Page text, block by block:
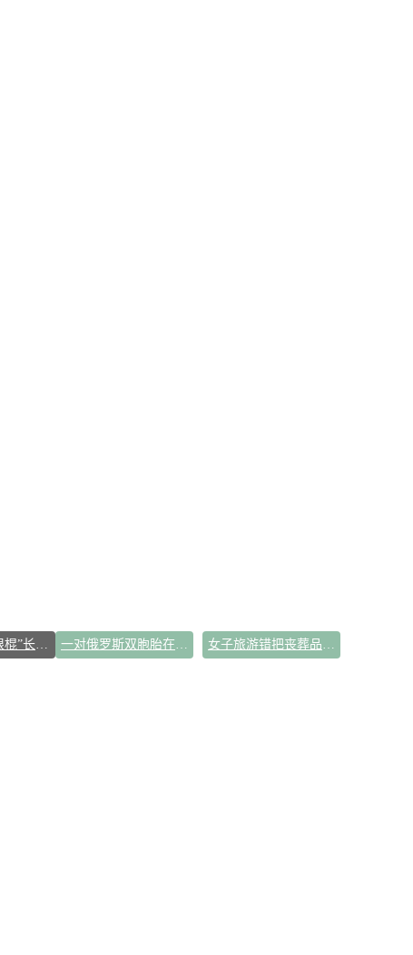
小学门口“一根棍”长椅怎么就火了 一对俄罗斯双胞胎在上海地铁站跳芭蕾 女子旅游错把丧葬品当纪念品买下